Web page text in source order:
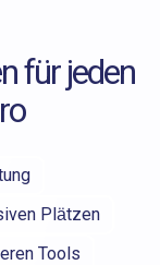
für jeden
Plätzen
Tools